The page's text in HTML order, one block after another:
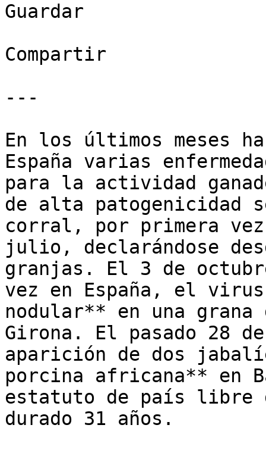
Guardar
Compartir
---
En los últimos meses
España varias
para la actividad
de alta patogenicidad
corral, por primera
julio, declarándose
granjas. El 3 de
vez en España, el
nodular** en una
Girona. El pasado 28
aparición de dos
porcina africana** en
estatuto de país libre
durado 31 años.